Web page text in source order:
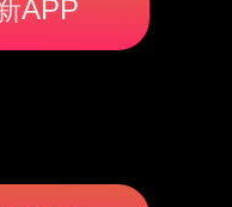
APP